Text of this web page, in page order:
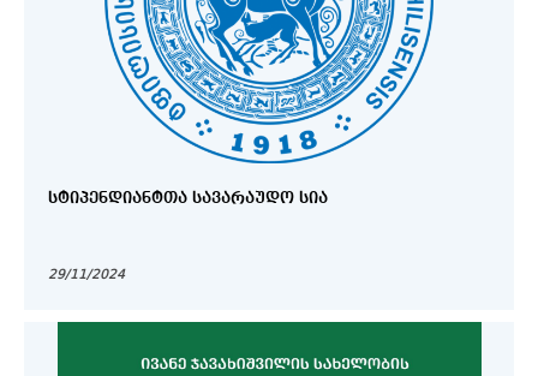
ᲡᲢᲘᲞᲔᲜᲓᲘᲐᲜᲢᲗᲐ ᲡᲐᲕᲐᲠᲐᲣᲓᲝ ᲡᲘᲐ
29/11/2024